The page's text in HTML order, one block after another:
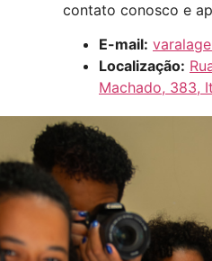
contato conosco e
E-mail:
Localização:
Machado, 383,